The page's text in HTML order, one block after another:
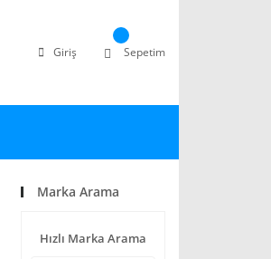
Giriş Sepetim
Marka Arama
Hızlı Marka Arama